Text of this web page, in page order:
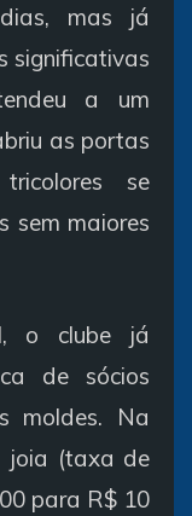
mas já
significativas
a um
as portas
se
sem maiores
o clube já
de sócios
moldes. Na
joia (taxa de
para R$ 10